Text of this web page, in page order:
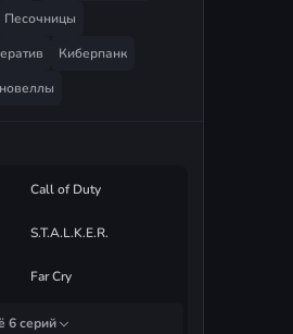
Песочницы
Киберпанк
Call of Duty
S.T.A.L.K.E.R.
Far Cry
6 серий